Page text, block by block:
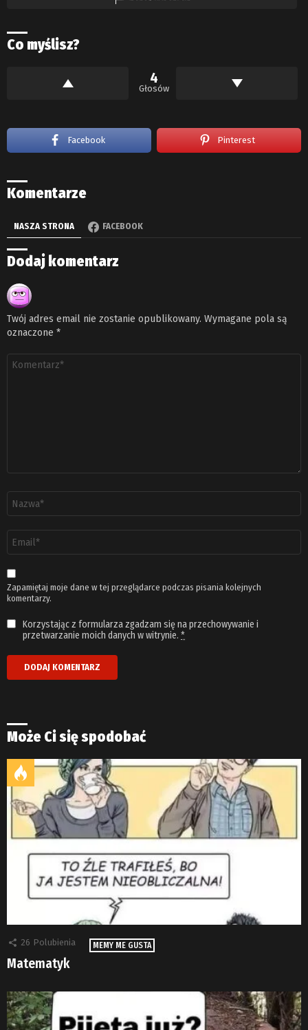
Co myślisz?
4
Głosów
Facebook Pinterest
Komentarze
NASZA STRONA FACEBOOK
Dodaj komentarz
Twój adres email nie zostanie opublikowany. Wymagane pola są
oznaczone *
Komentarz
email
*
Zapamiętaj moje dane w tej przeglądarce podczas pisania kolejnych
komentarzy.
Korzystając z formularza zgadzam się na przechowywanie i
przetwarzanie moich danych w witrynie. *
Może Ci się spodobać
26 Polubienia MEMY ME GUSTA
Matematyk